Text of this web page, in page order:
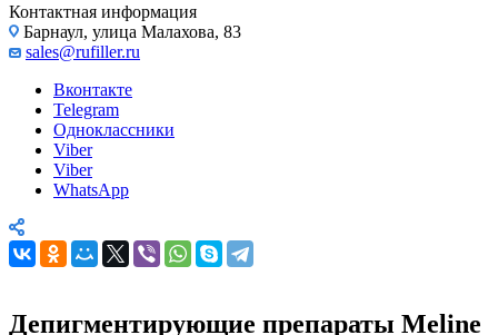
Контактная информация
Барнаул, улица Малахова, 83
sales@rufiller.ru
Вконтакте
Telegram
Одноклассники
Viber
Viber
WhatsApp
Депигментирующие препараты Meline